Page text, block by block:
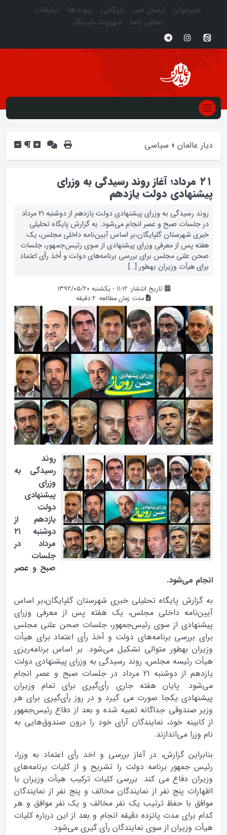
خبرخوان ارسال خبر بایگانی پیوندها
تبلیغات
تماس باما
شهروند خبرنگار
دیار عالمان » سیاسی
۲۱ مرداد؛ آغاز روند رسیدگی به وزرای
پیشنهادی دولت یازدهم
روند رسیدگی به وزرای پیشنهادی دولت یازدهم از دوشنبه ۲۱ مرداد
در جلسات صبح و عصر انجام می‌شود. به گزارش پایگاه تحلیلی
خبری شهرستان گلپایگان،بر اساس آیین‌‌نامه داخلی مجلس، یک
هفته پس از معرفى وزرای پیشنهادی از سوی رئیس‌جمهور، جلسات
صحن علنی مجلس برای بررسى برنامه‌های دولت و أخذ رأى اعتماد
براى هیأت وزیران به‏طور […]
تاریخ انتشار: ۱۱:۱۲ - یکشنبه ۱۳۹۲/۰۵/۲۰
مدت زمان مطالعه: 2 دقیقه
روند
رسیدگی به
وزرای
پیشنهادی
دولت
یازدهم از
دوشنبه ۲۱
مرداد در
جلسات
صبح و عصر
انجام می‌شود.
به گزارش پایگاه تحلیلی خبری شهرستان گلپایگان،بر اساس
آیین‌‌نامه داخلی مجلس، یک هفته پس از معرفى وزرای
پیشنهادی از سوی رئیس‌جمهور، جلسات صحن علنی مجلس
برای بررسى برنامه‌های دولت و أخذ رأى اعتماد براى هیأت
وزیران به‏طور متوالى تشکیل می‌شود. بر اساس برنامه‌ریزی
هیأت رئیسه مجلس، روند رسیدگی به وزرای پیشنهادی دولت
یازدهم از دوشنبه 21 مرداد در جلسات صبح و عصر انجام
می‌شود. پایان هفته جاری رأی‌گیری برای تمام وزیران
پیشنهادی یکجا صورت می گیرد و در روز رأی‌گیری برای هر
وزیر صندوقی جداگانه تعبیه شده و بعد از دفاع رئیس‌جمهور
از کابینه خود، نمایندگان آرای خود را درون صندوق‌هایی به
نام وزرا می‌اندازند.
بنابراین گزارش، در آغاز بررسی و اخد رأی اعتماد به وزرا،
رئیس جمهور برنامه دولت را تشریح و از کلیات برنامه‌های
وزیران دفاع می کند.‌ بررسى کلیات ترکیب هیأت وزیران با
اظهارات پنج نفر از نمایندگان مخالف و پنج نفر از نمایندگان
موافق با حفظ ترتیب یک نفر مخالف و یک نفر موافق و هر
کدام براى مدت پانزده دقیقه انجام و بعد از این درباره کلیات
هیأت وزیران از سوی نمایندگان رأی گیری می‌شود.